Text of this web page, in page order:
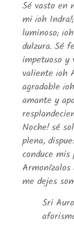
Sé vasto en
mi ¡oh
luminoso;
dulzura. Sé
impetuoso y
valiente ¡oh
agradable
amante y
Noche! sé
plena,
conduce mis
Armonízalos
me dejes
Sri